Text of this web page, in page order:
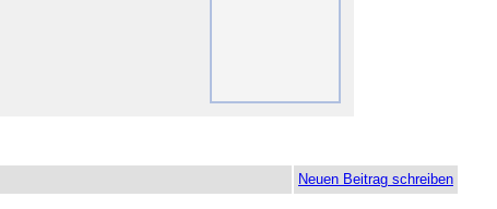
Neuen Beitrag schreiben